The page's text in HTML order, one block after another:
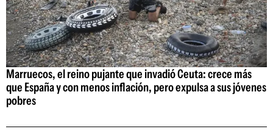
Marruecos, el reino pujante que invadió Ceuta: crece más
que España y con menos inflación, pero expulsa a sus jóvenes
pobres